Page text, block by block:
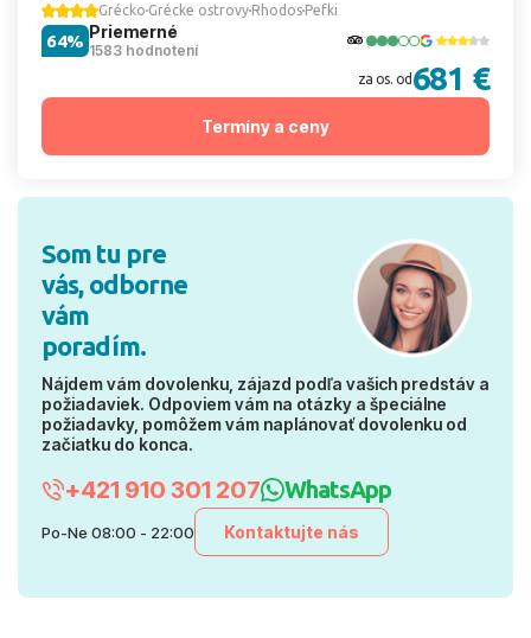
Grécko Grécke ostrovy Rhodos Pefki
Priemerné
1583 hodnotení
64%
za os. od 681 €
Termíny a ceny
Som tu pre
vás, odborne
vám
poradím.
Nájdem vám dovolenku, zájazd podľa vašich predstáv a
požiadaviek. Odpoviem vám na otázky a špeciálne
požiadavky, pomôžem vám naplánovať dovolenku od
začiatku do konca.
+421 910 301 207 WhatsApp
Po-Ne 08:00 - 22:00 Kontaktujte nás